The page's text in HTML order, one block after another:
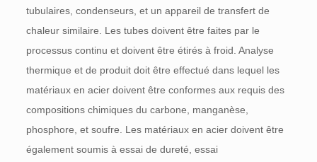
tubulaires, condenseurs, et un appareil de transfert de
chaleur similaire. Les tubes doivent être faites par le
processus continu et doivent être étirés à froid. Analyse
thermique et de produit doit être effectué dans lequel les
matériaux en acier doivent être conformes aux requis des
compositions chimiques du carbone, manganèse,
phosphore, et soufre. Les matériaux en acier doivent être
également soumis à essai de dureté, essai